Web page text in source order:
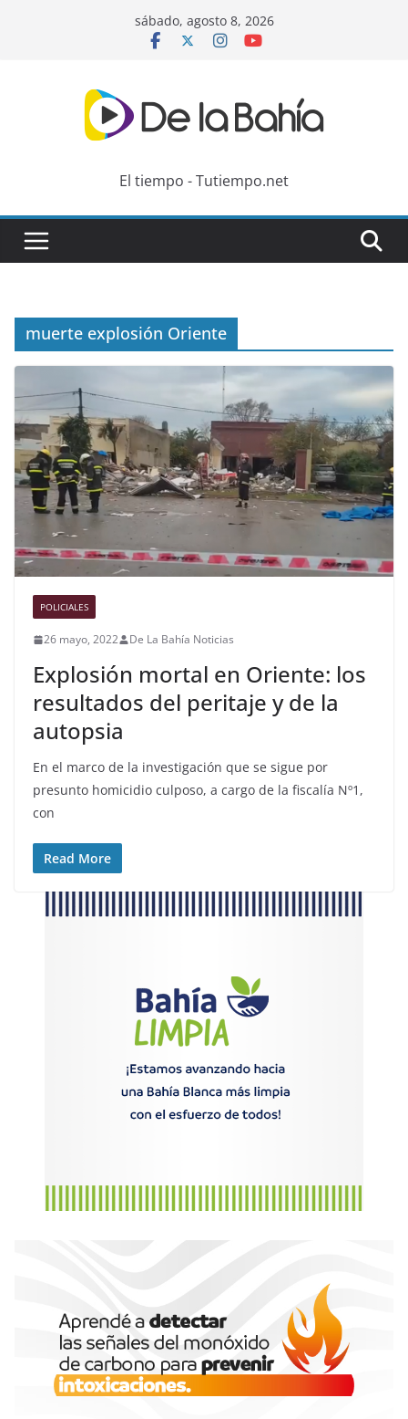
sábado, agosto 8, 2026
El tiempo - Tutiempo.net
muerte explosión Oriente
POLICIALES
26 mayo, 2022 De La Bahía Noticias
Explosión mortal en Oriente: los
resultados del peritaje y de la
autopsia
En el marco de la investigación que se sigue por
presunto homicidio culposo, a cargo de la fiscalía Nº1,
con
Read More